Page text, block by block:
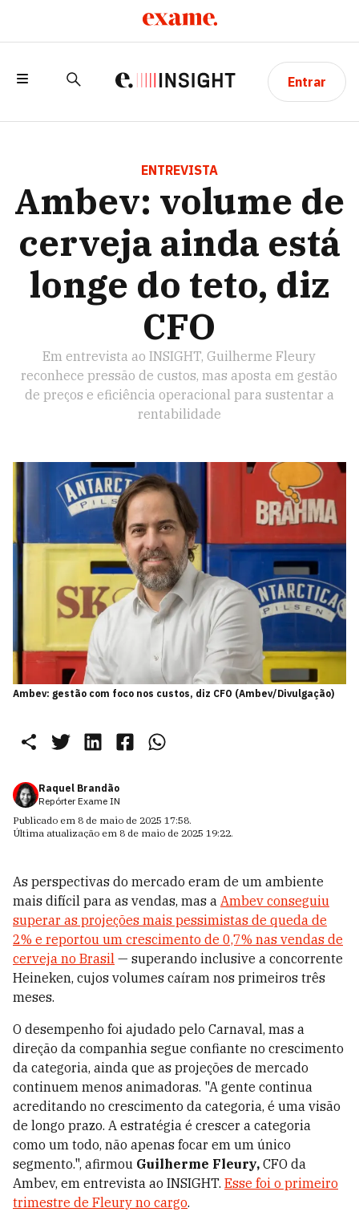
Entrar
ESTÁ LONGE DO TETO, DIZ CFO
ENTREVISTA
Ambev: volume de
cerveja ainda está
longe do teto, diz
CFO
Em entrevista ao INSIGHT, Guilherme Fleury
reconhece pressão de custos, mas aposta em gestão
de preços e eficiência operacional para sustentar a
rentabilidade
Ambev: gestão com foco nos custos, diz CFO (Ambev/Divulgação)
Raquel Brandão
Repórter Exame IN
Publicado em 8 de maio de 2025 17:58.
Última atualização em 8 de maio de 2025 19:22.
As perspectivas do mercado eram de um ambiente
mais difícil para as vendas, mas a Ambev conseguiu
superar as projeções mais pessimistas de queda de
2% e reportou um crescimento de 0,7% nas vendas de
cerveja no Brasil — superando inclusive a concorrente
Heineken, cujos volumes caíram nos primeiros três
meses.
O desempenho foi ajudado pelo Carnaval, mas a
direção da companhia segue confiante no crescimento
da categoria, ainda que as projeções de mercado
continuem menos animadoras. "A gente continua
acreditando no crescimento da categoria, é uma visão
de longo prazo. A estratégia é crescer a categoria
como um todo, não apenas focar em um único
segmento.", afirmou Guilherme Fleury, CFO da
Ambev, em entrevista ao INSIGHT. Esse foi o primeiro
trimestre de Fleury no cargo.